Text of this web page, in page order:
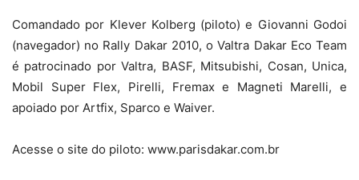
Comandado por Klever Kolberg (piloto) e Giovanni Godoi
(navegador) no Rally Dakar 2010, o Valtra Dakar Eco Team
é patrocinado por Valtra, BASF, Mitsubishi, Cosan, Unica,
Mobil Super Flex, Pirelli, Fremax e Magneti Marelli, e
apoiado por Artfix, Sparco e Waiver.
Acesse o site do piloto: www.parisdakar.com.br